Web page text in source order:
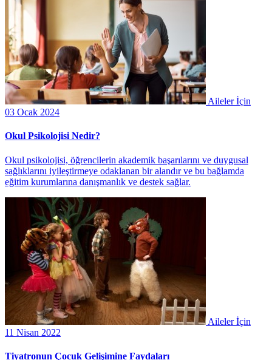
Aileler İçin
03 Ocak 2024
Okul Psikolojisi Nedir?
Okul psikolojisi, öğrencilerin akademik başarılarını ve duygusal
sağlıklarını iyileştirmeye odaklanan bir alandır ve bu bağlamda
eğitim kurumlarına danışmanlık ve destek sağlar.
Aileler İçin
11 Nisan 2022
Tiyatronun Çocuk Gelişimine Faydaları